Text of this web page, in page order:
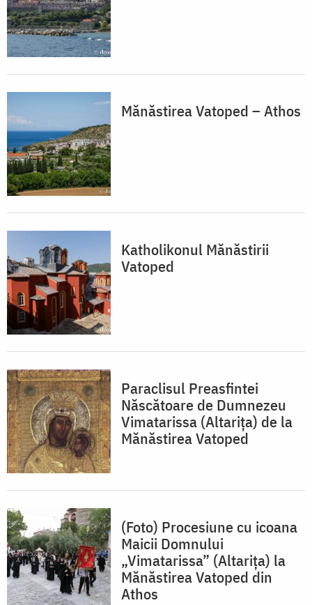
Mănăstirea Vatoped – Athos
Katholikonul Mănăstirii
Vatoped
Paraclisul Preasfintei
Născătoare de Dumnezeu
Vimatarissa (Altarița) de la
Mănăstirea Vatoped
(Foto) Procesiune cu icoana
Maicii Domnului
„Vimatarissa” (Altarița) la
Mănăstirea Vatoped din
Athos